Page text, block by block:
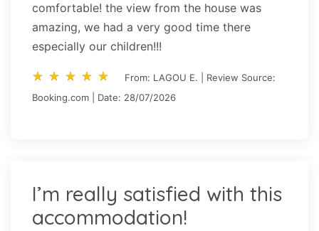
comfortable! the view from the house was
amazing, we had a very good time there
especially our children!!!
star_rate star_rate star_rate star_rate star_rate
star_rate star_rate star_rate star_rate star_rate
From: LAGOU E. | Review Source:
Booking.com | Date: 28/07/2026
I’m really satisfied with this
accommodation!